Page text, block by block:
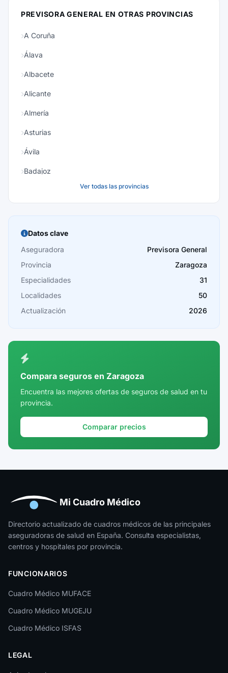
PREVISORA GENERAL EN OTRAS PROVINCIAS
A Coruña
Álava
Albacete
Alicante
Almería
Asturias
Ávila
Badajoz
Burgos
Cáceres
Cádiz
Cantabria
Castellón
Córdoba
Cuenca
Girona
Huesca
Jaén
La Rioja
León
Lleida
Lugo
Málaga
Ver todas las provincias
Datos clave
Aseguradora
Previsora General
Provincia
Zaragoza
Especialidades
31
Localidades
50
Actualización
2026
Compara seguros en Zaragoza
Encuentra las mejores ofertas de seguros de salud en tu
provincia.
Comparar precios
Mi Cuadro Médico
Directorio actualizado de cuadros médicos de las principales
aseguradoras de salud en España. Consulta especialistas,
centros y hospitales por provincia.
FUNCIONARIOS
Cuadro Médico MUFACE
Cuadro Médico MUGEJU
Cuadro Médico ISFAS
LEGAL